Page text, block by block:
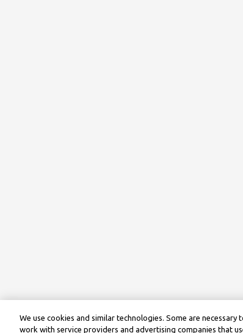
We use cookies and similar technologies. Some are
work with service providers and advertising companies that